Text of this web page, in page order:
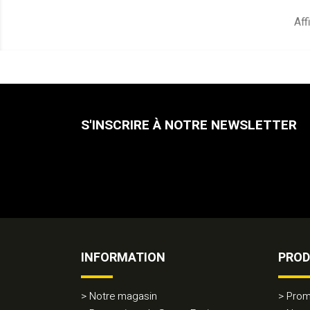
S'INSCRIRE À NOTRE NEWSLETTER
INFORMATION
Notre magasin